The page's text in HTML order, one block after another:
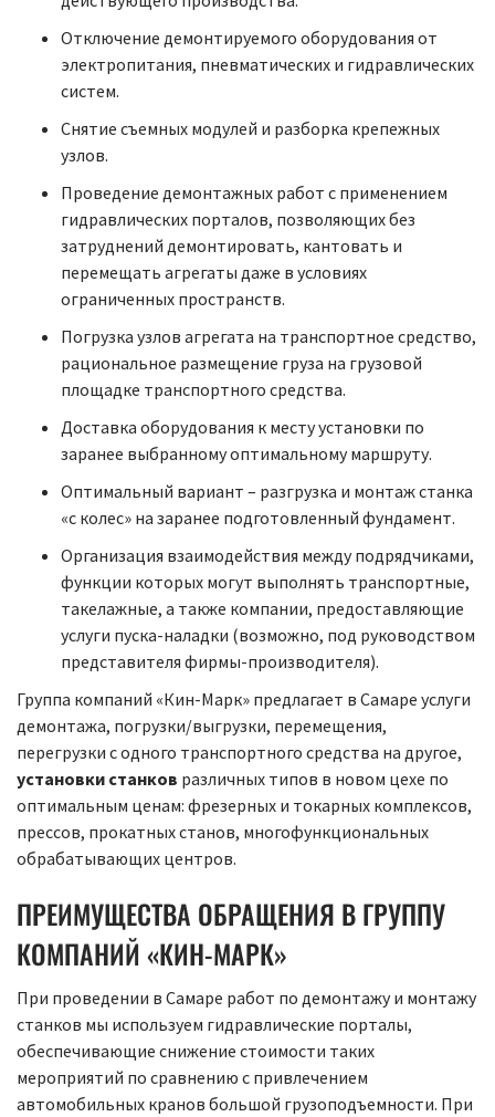
Отключение демонтируемого оборудования от
электропитания, пневматических и гидравлических
систем.
Снятие съемных модулей и разборка крепежных
узлов.
Проведение демонтажных работ с применением
гидравлических порталов, позволяющих без
затруднений демонтировать, кантовать и
перемещать агрегаты даже в условиях
ограниченных пространств.
Погрузка узлов агрегата на транспортное средство,
рациональное размещение груза на грузовой
площадке транспортного средства.
Доставка оборудования к месту установки по
заранее выбранному оптимальному маршруту.
Оптимальный вариант – разгрузка и монтаж станка
«с колес» на заранее подготовленный фундамент.
Организация взаимодействия между подрядчиками,
функции которых могут выполнять транспортные,
такелажные, а также компании, предоставляющие
услуги пуска-наладки (возможно, под руководством
представителя фирмы-производителя).
Группа компаний «Кин-Марк» предлагает в Самаре услуги
демонтажа, погрузки/выгрузки, перемещения,
перегрузки с одного транспортного средства на другое,
установки станков различных типов в новом цехе по
оптимальным ценам: фрезерных и токарных комплексов,
прессов, прокатных станов, многофункциональных
обрабатывающих центров.
ПРЕИМУЩЕСТВА ОБРАЩЕНИЯ В ГРУППУ
КОМПАНИЙ «КИН-МАРК»
При проведении в Самаре работ по демонтажу и монтажу
станков мы используем гидравлические порталы,
обеспечивающие снижение стоимости таких
мероприятий по сравнению с привлечением
автомобильных кранов большой грузоподъемности. При